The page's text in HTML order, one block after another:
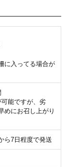
に入ってる場合が
能ですが、劣
めにお召し上がり
ら7日程度で発送